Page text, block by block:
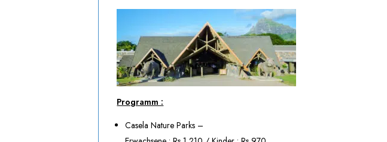
Programm :
Casela Nature Parks –